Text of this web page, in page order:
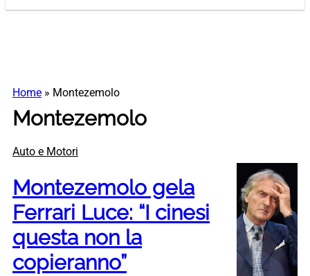
Home » Montezemolo
Montezemolo
Auto e Motori
Montezemolo gela
Ferrari Luce: “I cinesi
questa non la
copieranno”